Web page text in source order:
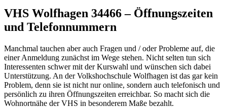
VHS Wolfhagen 34466 – Öffnungszeiten
und Telefonnummern
Manchmal tauchen aber auch Fragen und / oder Probleme auf, die
einer Anmeldung zunächst im Wege stehen. Nicht selten tun sich
Interessenten schwer mit der Kurswahl und wünschen sich dabei
Unterstützung. An der Volkshochschule Wolfhagen ist das gar kein
Problem, denn sie ist nicht nur online, sondern auch telefonisch und
persönlich zu ihren Öffnungszeiten erreichbar. So macht sich die
Wohnortnähe der VHS in besonderem Maße bezahlt.